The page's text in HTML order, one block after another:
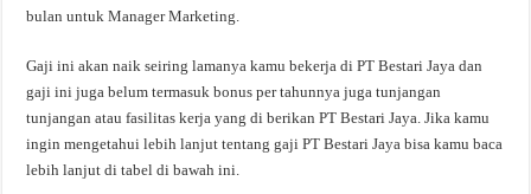
bulan untuk Manager Marketing.
Gaji ini akan naik seiring lamanya kamu bekerja di PT Bestari Jaya dan
gaji ini juga belum termasuk bonus per tahunnya juga tunjangan
tunjangan atau fasilitas kerja yang di berikan PT Bestari Jaya. Jika kamu
ingin mengetahui lebih lanjut tentang gaji PT Bestari Jaya bisa kamu baca
lebih lanjut di tabel di bawah ini.